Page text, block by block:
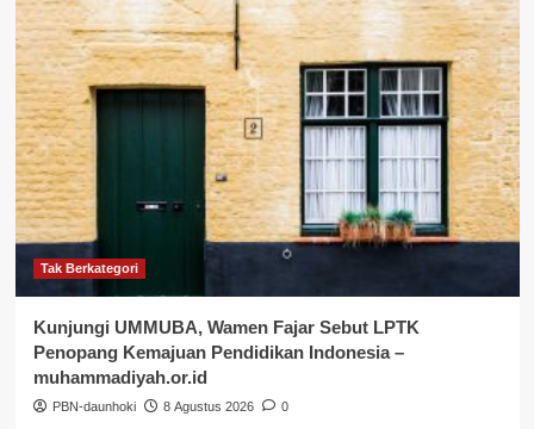
Tak Berkategori
Kunjungi UMMUBA, Wamen Fajar Sebut LPTK
Penopang Kemajuan Pendidikan Indonesia –
muhammadiyah.or.id
PBN-daunhoki 8 Agustus 2026 0